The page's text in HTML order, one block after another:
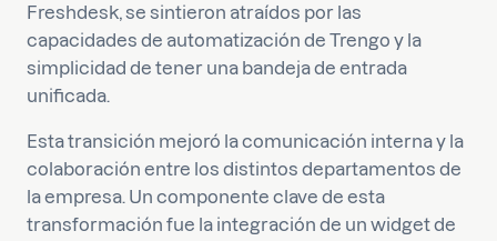
Freshdesk, se sintieron atraídos por las
capacidades de automatización de Trengo y la
simplicidad de tener una bandeja de entrada
unificada.
Esta transición mejoró la comunicación interna y la
colaboración entre los distintos departamentos de
la empresa. Un componente clave de esta
transformación fue la integración de un widget de